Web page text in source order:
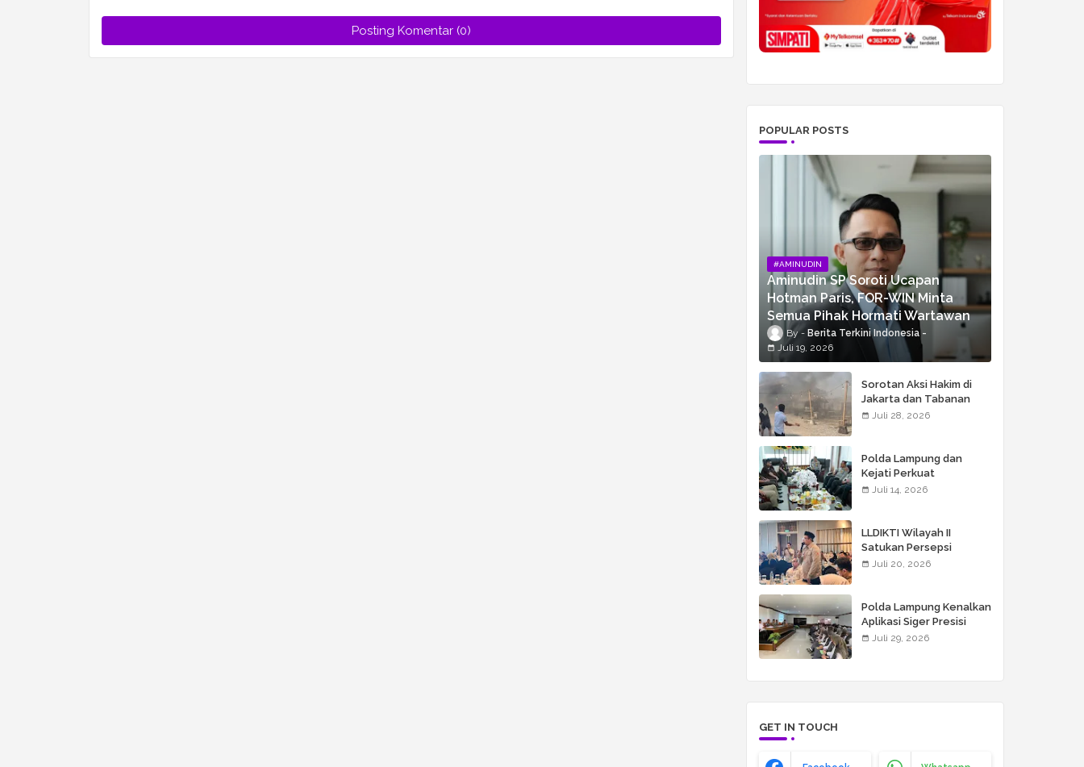
Posting Komentar (0)
POPULAR POSTS
#AMINUDIN
Aminudin SP Soroti Ucapan
Hotman Paris, FOR-WIN Minta
Semua Pihak Hormati Wartawan
Berita Terkini Indonesia
Juli 19, 2026
Sorotan Aksi Hakim di
Jakarta dan Tabanan
Bali, Mengapa Tidak Bisa
Juli 28, 2026
Polda Lampung dan
Kejati Perkuat
Koordinasi untuk
Juli 14, 2026
LLDIKTI Wilayah II
Satukan Persepsi
Seleksi KIP Kuliah 2026,
Bantuan
Juli 20, 2026
Polda Lampung Kenalkan
Aplikasi Siger Presisi
kepada Siswa Global
Juli 29, 2026
GET IN TOUCH